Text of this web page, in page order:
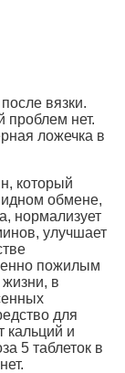
вязки.
проблем нет.
ложечка в
который
обмене,
нормализует
улучшает
пожилым
в
для
кальций и
5 таблеток в